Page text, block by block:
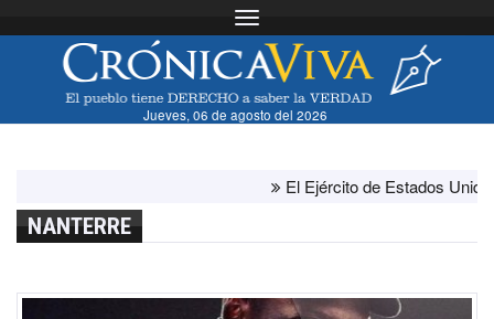
Toggle navigation
Jueves, 06 de agosto del 2026
El Ejército de Estados Unidos
NANTERRE